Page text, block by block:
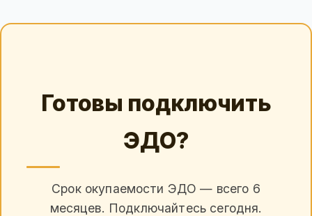
Готовы подключить
ЭДО?
Срок окупаемости ЭДО — всего 6
месяцев. Подключайтесь сегодня.